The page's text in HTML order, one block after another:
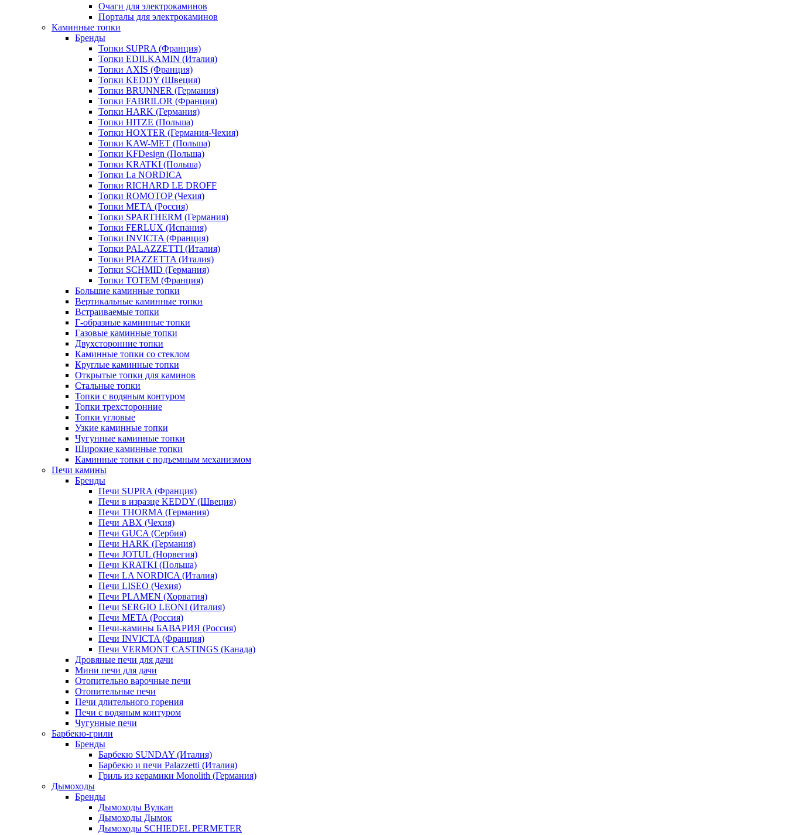
Очаги для электрокаминов
Порталы для электрокаминов
Каминные топки
Бренды
Топки SUPRA (Франция)
Топки EDILKAMIN (Италия)
Топки AXIS (Франция)
Топки KEDDY (Швеция)
Топки BRUNNER (Германия)
Топки FABRILOR (Франция)
Топки HARK (Германия)
Топки HITZE (Польша)
Топки HOXTER (Германия-Чехия)
Топки KAW-MET (Польша)
Топки KFDesign (Польша)
Топки KRATKI (Польша)
Топки La NORDICA
Топки RICHARD LE DROFF
Топки ROMOTOP (Чехия)
Топки МЕТА (Россия)
Топки SPARTHERM (Германия)
Топки FERLUX (Испания)
Топки INVICTA (Франция)
Топки PALAZZETTI (Италия)
Топки PIAZZETTA (Италия)
Топки SCHMID (Германия)
Топки TOTEM (Франция)
Большие каминные топки
Вертикальные каминные топки
Встраиваемые топки
Г-образные каминные топки
Газовые каминные топки
Двухсторонние топки
Каминные топки со стеклом
Круглые каминные топки
Открытые топки для каминов
Стальные топки
Топки с водяным контуром
Топки трехсторонние
Топки угловые
Узкие каминные топки
Чугунные каминные топки
Широкие каминные топки
Каминные топки с подъемным механизмом
Печи камины
Бренды
Печи SUPRA (Франция)
Печи в изразце KEDDY (Швеция)
Печи THORMA (Германия)
Печи ABX (Чехия)
Печи GUCA (Сербия)
Печи HARK (Германия)
Печи JOTUL (Норвегия)
Печи KRATKI (Польша)
Печи LA NORDICA (Италия)
Печи LISEO (Чехия)
Печи PLAMEN (Хорватия)
Печи SERGIO LEONI (Италия)
Печи META (Россия)
Печи-камины БАВАРИЯ (Россия)
Печи INVICTA (Франция)
Печи VERMONT CASTINGS (Канада)
Дровяные печи для дачи
Мини печи для дачи
Отопительно варочные печи
Отопительные печи
Печи длительного горения
Печи с водяным контуром
Чугунные печи
Барбекю-грили
Бренды
Барбекю SUNDAY (Италия)
Барбекю и печи Palazzetti (Италия)
Гриль из керамики Monolith (Германия)
Дымоходы
Бренды
Дымоходы Вулкан
Дымоходы Дымок
Дымоходы SCHIEDEL PERMETER